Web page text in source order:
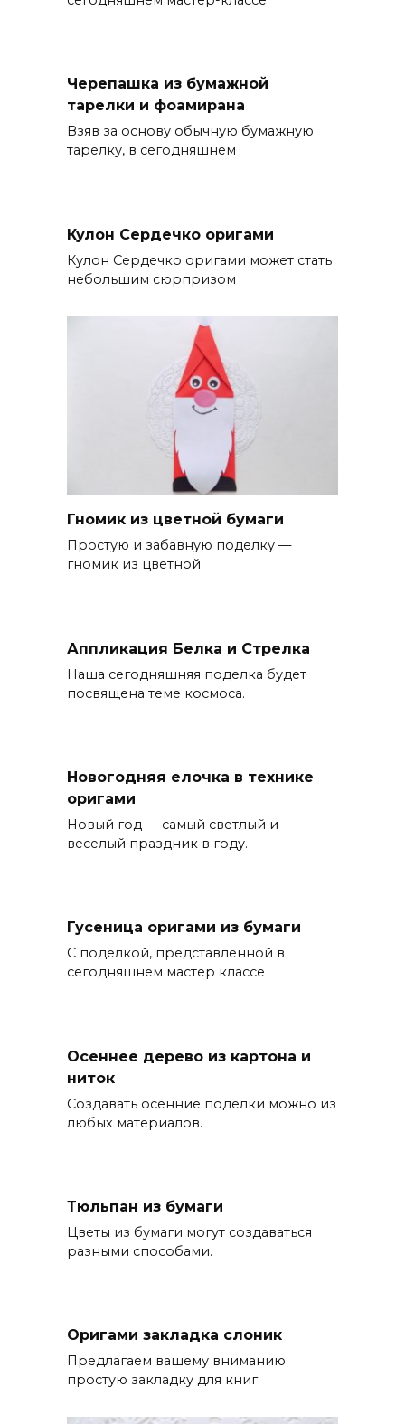
Черепашка из бумажной
тарелки и фоамирана
Взяв за основу обычную бумажную
тарелку, в сегодняшнем
Кулон Сердечко оригами
Кулон Сердечко оригами может стать
небольшим сюрпризом
Гномик из цветной бумаги
Простую и забавную поделку —
гномик из цветной
Аппликация Белка и Стрелка
Наша сегодняшняя поделка будет
посвящена теме космоса.
Новогодняя елочка в технике
оригами
Новый год — самый светлый и
веселый праздник в году.
Гусеница оригами из бумаги
С поделкой, представленной в
сегодняшнем мастер классе
Осеннее дерево из картона и
ниток
Создавать осенние поделки можно из
любых материалов.
Тюльпан из бумаги
Цветы из бумаги могут создаваться
разными способами.
Оригами закладка cлоник
Предлагаем вашему вниманию
простую закладку для книг